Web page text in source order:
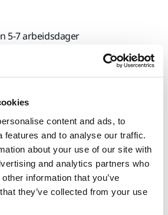
content and ads, to
features and to analyse our traffic.
about your use of our site with
and analytics partners who
information that you’ve
they’ve collected from your use
5-7 arbeidsdager
å bære